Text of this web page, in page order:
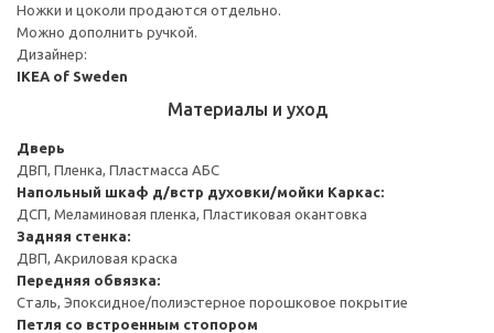
Ножки и цоколи продаются отдельно.
Можно дополнить ручкой.
Дизайнер:
IKEA of Sweden
Материалы и уход
Дверь
ДВП, Пленка, Пластмасса АБС
Напольный шкаф д/встр духовки/мойки Каркас:
ДСП, Меламиновая пленка, Пластиковая окантовка
Задняя стенка:
ДВП, Акриловая краска
Передняя обвязка:
Сталь, Эпоксидное/полиэстерное порошковое покрытие
Петля со встроенным стопором